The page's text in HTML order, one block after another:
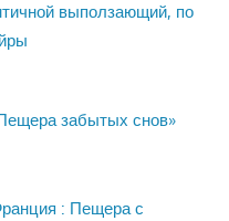
выползающий, по
забытых снов»
: Пещера с